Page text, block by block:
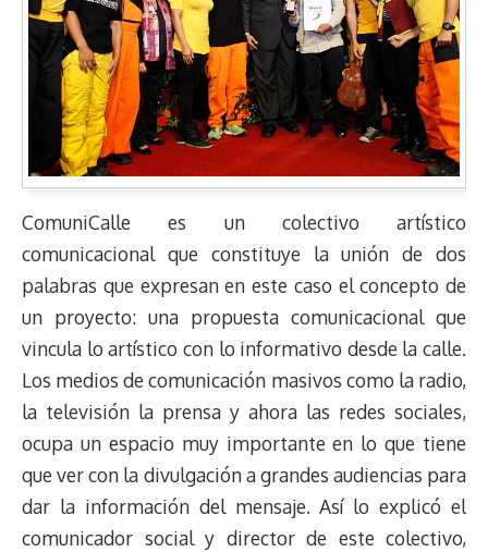
ComuniCalle es un colectivo artístico
comunicacional que constituye la unión de dos
palabras que expresan en este caso el concepto de
un proyecto: una propuesta comunicacional que
vincula lo artístico con lo informativo desde la calle.
Los medios de comunicación masivos como la radio,
la televisión la prensa y ahora las redes sociales,
ocupa un espacio muy importante en lo que tiene
que ver con la divulgación a grandes audiencias para
dar la información del mensaje. Así lo explicó el
comunicador social y director de este colectivo,